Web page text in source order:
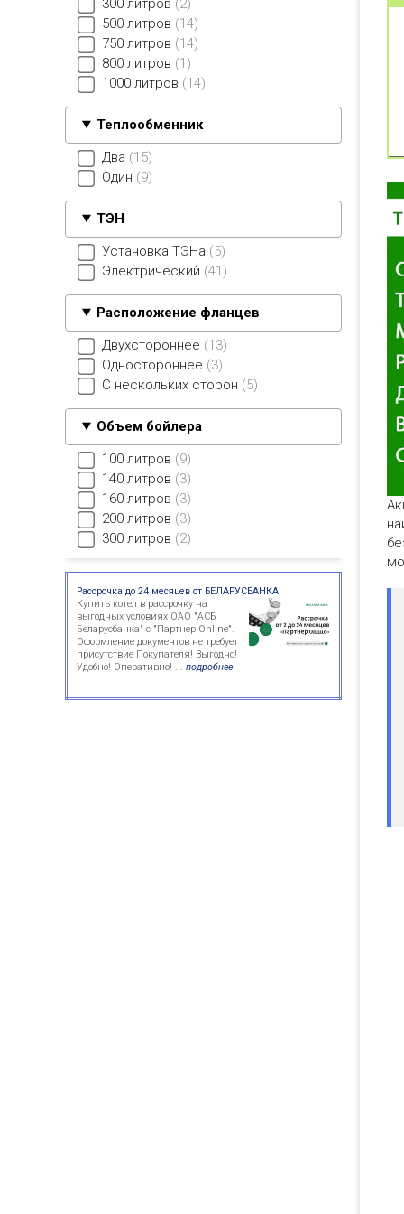
500 литров
14
750 литров
14
800 литров
1
1000 литров
14
Теплообменник
Два
15
Один
9
ТЭН
Установка ТЭНа
5
Электрический 41
Расположение фланцев
Двухстороннее
13
Одностороннее
3
С нескольких сторон
5
Объем бойлера
100 литров
9
140 литров
3
160 литров
3
200 литров
3
300 литров
2
Рассрочка до 24 месяцев от БЕЛАРУСБАНКА
Купить котел в рассрочку на
выгодных условиях ОАО "АСБ
Беларусбанка" с "Партнер Online".
Оформление документов не требует
присутствие Покупателя! Выгодно!
Удобно! Оперативно! ... подробнее